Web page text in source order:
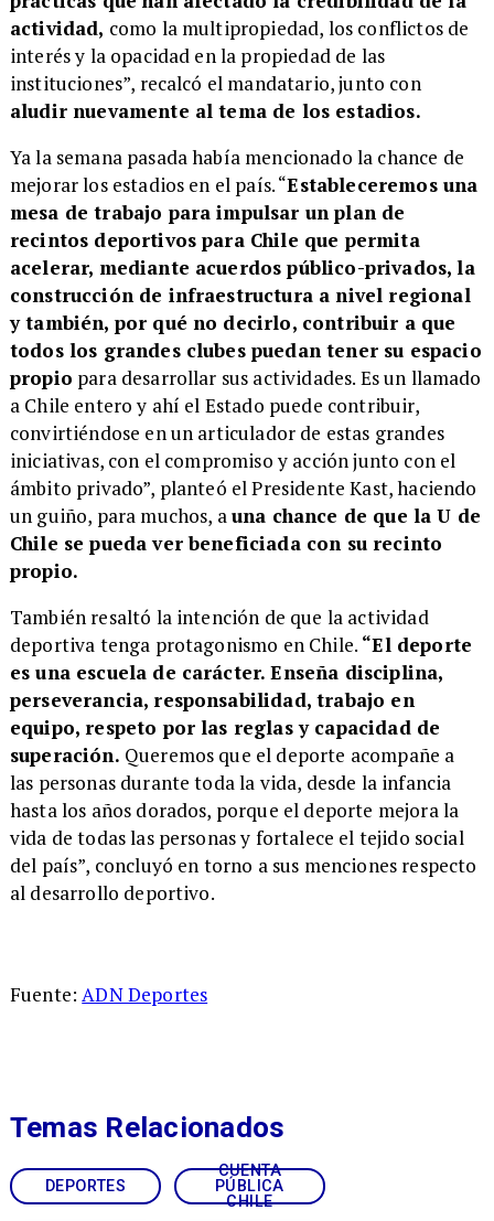
actividad, como la multipropiedad, los conflictos de
interés y la opacidad en la propiedad de las
instituciones”, recalcó el mandatario, junto con
aludir nuevamente al tema de los estadios.
Ya la semana pasada había mencionado la chance de
mejorar los estadios en el país. “Estableceremos una
mesa de trabajo para impulsar un plan de
recintos deportivos para Chile que permita
acelerar, mediante acuerdos público-privados, la
construcción de infraestructura a nivel regional
y también, por qué no decirlo, contribuir a que
todos los grandes clubes puedan tener su espacio
propio para desarrollar sus actividades. Es un llamado
a Chile entero y ahí el Estado puede contribuir,
convirtiéndose en un articulador de estas grandes
iniciativas, con el compromiso y acción junto con el
ámbito privado”, planteó el Presidente Kast, haciendo
un guiño, para muchos, auna chance de que la U de
Chile se pueda ver beneficiada con su recinto
propio.
También resaltó la intención de que la actividad
deportiva tenga protagonismo en Chile. “El deporte
es una escuela de carácter. Enseña disciplina,
perseverancia, responsabilidad, trabajo en
equipo, respeto por las reglas y capacidad de
superación. Queremos que el deporte acompañe a
las personas durante toda la vida, desde la infancia
hasta los años dorados, porque el deporte mejora la
vida de todas las personas y fortalece el tejido social
del país”, concluyó en torno a sus menciones respecto
al desarrollo deportivo.
Fuente:ADN Deportes
DEPORTES
CUENTA
PÚBLICA
CHILE
Temas Relacionados